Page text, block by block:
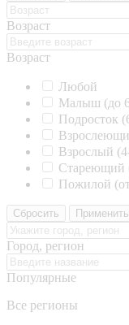
Возраст
Возраст
Любой
Малыш (до
Подросток
Взрослый
Стареющий
Пожилой
Сбросить Применить
Город, регион
Популярные
Все регионы